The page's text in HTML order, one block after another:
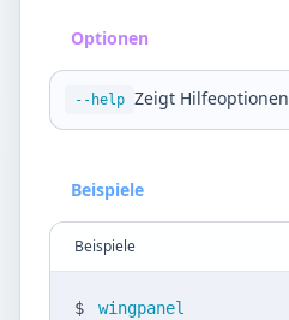
Optionen
--help Zeigt Hilfeoptionen
Beispiele
Beispiele
$ wingpanel